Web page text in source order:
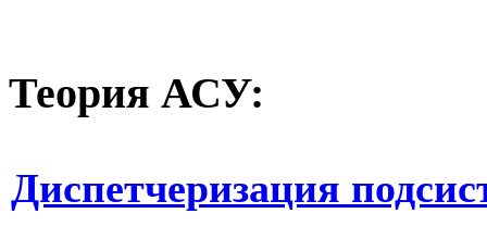
Теория АСУ:
Диспетчеризация